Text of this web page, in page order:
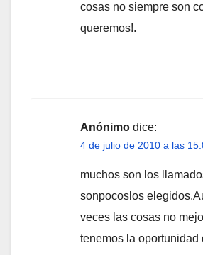
cosas no siempre son
queremos!.
Anónimo dice:
4 de julio de 2010 a las
muchos son los
sonpocoslos
veces las cosas no
tenemos la oportunidad